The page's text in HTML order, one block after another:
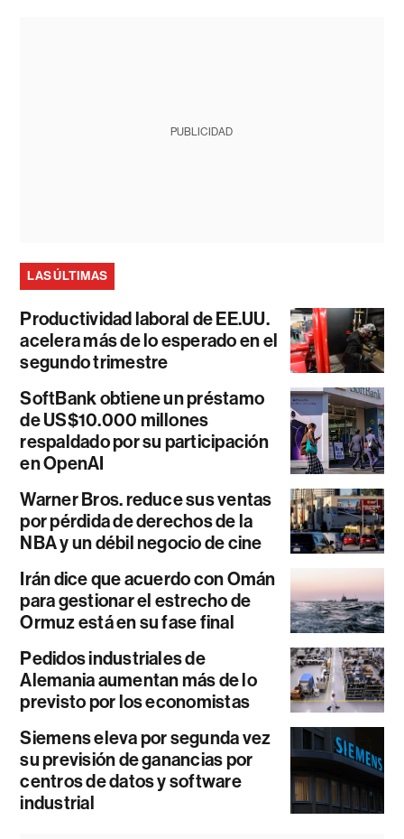
PUBLICIDAD
LAS ÚLTIMAS
Productividad laboral de EE.UU.
acelera más de lo esperado en el
segundo trimestre
SoftBank obtiene un préstamo
de US$10.000 millones
respaldado por su participación
en OpenAI
Warner Bros. reduce sus ventas
por pérdida de derechos de la
NBA y un débil negocio de cine
Irán dice que acuerdo con Omán
para gestionar el estrecho de
Ormuz está en su fase final
Pedidos industriales de
Alemania aumentan más de lo
previsto por los economistas
Siemens eleva por segunda vez
su previsión de ganancias por
centros de datos y software
industrial